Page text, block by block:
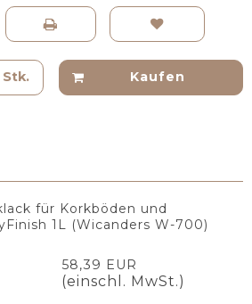
Stk. Kaufen
für Korkböden und
1L (Wicanders W-700)
58,39 EUR
(einschl. MwSt.)